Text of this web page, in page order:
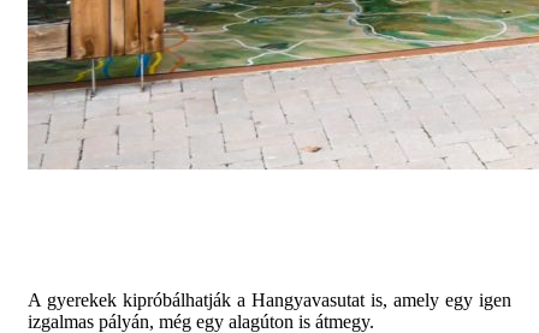
A gyerekek kipróbálhatják a Hangyavasutat is, amely egy igen
izgalmas pályán, még egy alagúton is átmegy.